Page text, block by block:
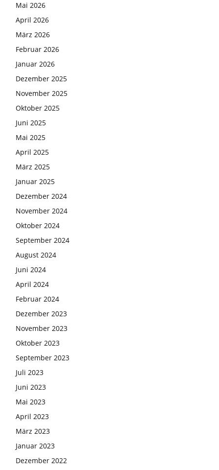
Mai 2026
April 2026
März 2026
Februar 2026
Januar 2026
Dezember 2025
November 2025
Oktober 2025
Juni 2025
Mai 2025
April 2025
März 2025
Januar 2025
Dezember 2024
November 2024
Oktober 2024
September 2024
August 2024
Juni 2024
April 2024
Februar 2024
Dezember 2023
November 2023
Oktober 2023
September 2023
Juli 2023
Juni 2023
Mai 2023
April 2023
März 2023
Januar 2023
Dezember 2022